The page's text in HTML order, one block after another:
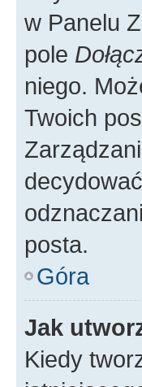
w Panelu
pole
niego.
Twoich
posta.
Góra
Jak
Kiedy